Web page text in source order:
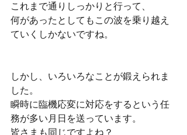
これまで通りしっかりと行って、
何があったとしてもこの波を乗り越え
ていくしかないですね。
しかし、いろいろなことが鍛えられま
した。
瞬時に臨機応変に対応をするという任
務が多い月日を送っています。